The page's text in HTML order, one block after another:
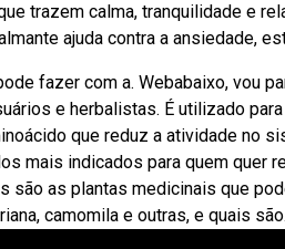
trazem calma, tranquilidade e
ajuda contra a ansiedade,
fazer com a. Webabaixo, vou
e herbalistas. É utilizado
que reduz a atividade no
mais indicados para quem quer
são as plantas medicinais que
camomila e outras, e quais são.